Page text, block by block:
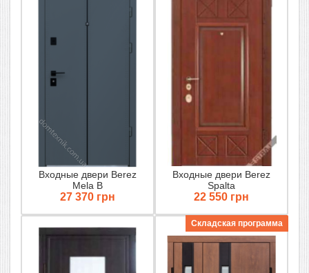
Входные двери Berez
Mela B
27 370 грн
Входные двери Berez
Spalta
22 550 грн
Складская программа